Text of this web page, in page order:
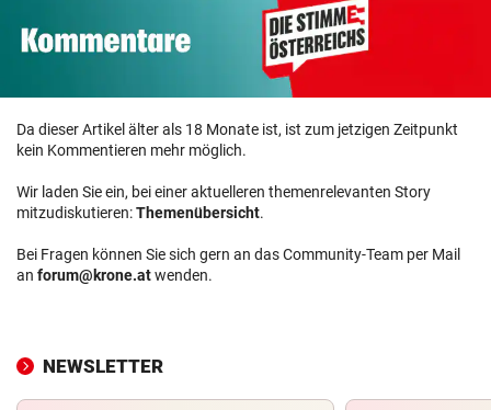
Da dieser Artikel älter als 18 Monate ist, ist zum jetzigen Zeitpunkt
kein Kommentieren mehr möglich.
Wir laden Sie ein, bei einer aktuelleren themenrelevanten Story
mitzudiskutieren:Themenübersicht.
Bei Fragen können Sie sich gern an das Community-Team per Mail
an forum@krone.atwenden.
NEWSLETTER